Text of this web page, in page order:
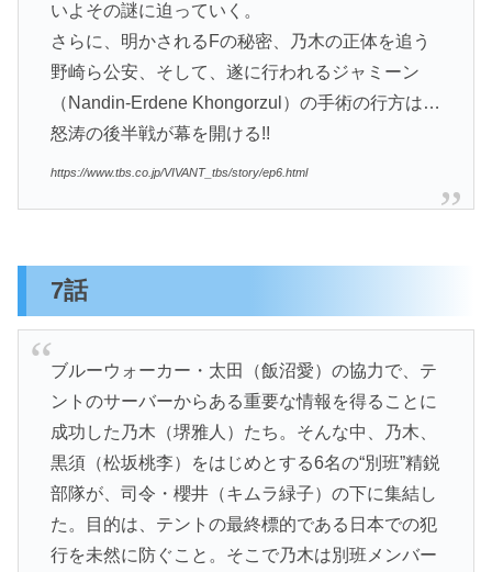
いよその謎に迫っていく。
さらに、明かされるFの秘密、乃木の正体を追う
野崎ら公安、そして、遂に行われるジャミーン
（Nandin-Erdene Khongorzul）の手術の行方は…
怒涛の後半戦が幕を開ける!!
https://www.tbs.co.jp/VIVANT_tbs/story/ep6.html
7話
ブルーウォーカー・太田（飯沼愛）の協力で、テ
ントのサーバーからある重要な情報を得ることに
成功した乃木（堺雅人）たち。そんな中、乃木、
黒須（松坂桃李）をはじめとする6名の“別班”精鋭
部隊が、司令・櫻井（キムラ緑子）の下に集結し
た。目的は、テントの最終標的である日本での犯
行を未然に防ぐこと。そこで乃木は別班メンバー